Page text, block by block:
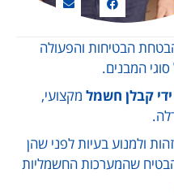
הבטיחות והפעולה
המבנים.
קבלן חשמלמקצועי,
ולמנוע בעיות לפני שהן
שהמערכות החשמליות